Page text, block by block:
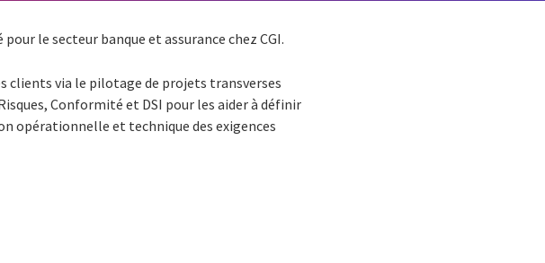
le secteur banque et assurance chez CGI.
clients via le pilotage de projets transverses
Conformité et DSI pour les aider à définir
opérationnelle et technique des exigences